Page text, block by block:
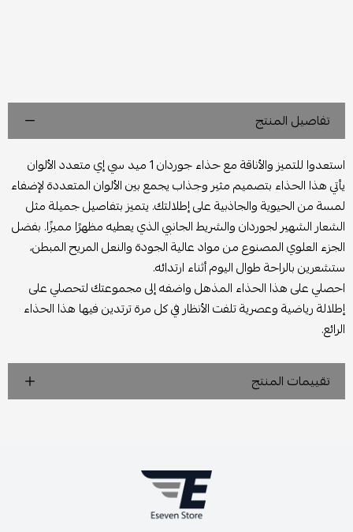
تفاصيل المنتج
استعدوا للتميز والأناقة مع حذاء جوردان 1 ميد سي إي متعدد الألوان
يأتي هذا الحذاء بتصميم مثير وجذاب يجمع بين الألوان المتعددة لإضفاء
لمسة من الحيوية والجاذبية على إطلالتك. يتميز بتفاصيل جميلة مثل
الشعار الشهير لجوردان والشريط الجانبي الذي يعطيه مظهرًا مميزًا. بفضل
الجزء العلوي المصنوع من مواد عالية الجودة والنعل المريح المبطن،
ستشعرين بالراحة طوال اليوم أثناء ارتدائه.
احصلي على هذا الحذاء المذهل واضفه إلى مجموعتك لتحصلي على
إطلالة رياضية وعصرية تلفت الأنظار في كل مرة ترتدين فيها هذا الحذاء
الرائع.
تقييمات المنتج